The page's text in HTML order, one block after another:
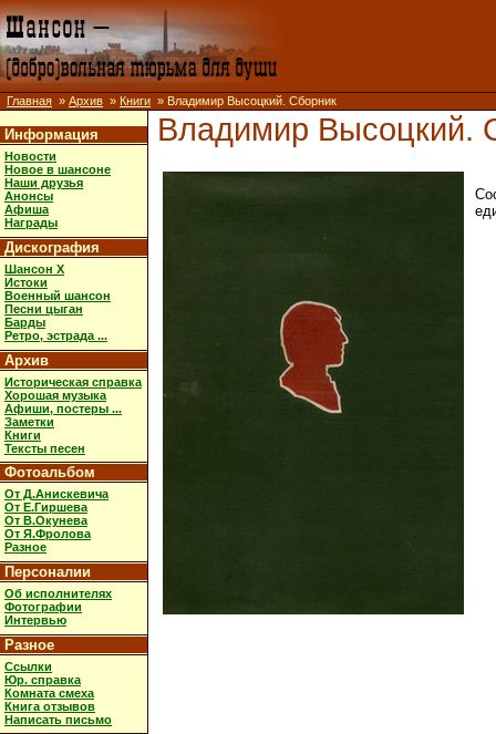
Главная » Архив » Книги » Владимир Высоцкий. Сборник
Информация
Новости
Новое в шансоне
Наши друзья
Анонсы
Афиша
Награды
Дискография
Шансон X
Истоки
Военный шансон
Песни цыган
Барды
Ретро, эстрада ...
Архив
Историческая справка
Хорошая музыка
Афиши, постеры ...
Заметки
Книги
Тексты песен
Фотоальбом
От Д.Анискевича
От Е.Гиршева
От В.Окунева
От Я.Фролова
Разное
Персоналии
Об исполнителях
Фотографии
Интервью
Разное
Ссылки
Юр. справка
Комната смеха
Книга отзывов
Написать письмо
Владимир Высоцкий.